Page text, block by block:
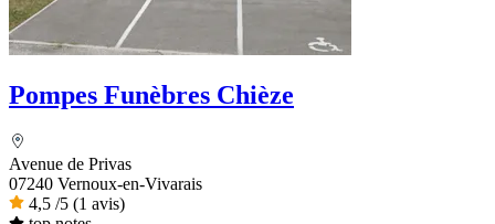
Pompes Funèbres Chièze
Avenue de Privas
07240 Vernoux-en-Vivarais
4,5 /5 (1 avis)